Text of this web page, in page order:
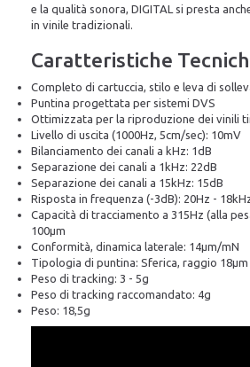
e la qualità sonora, DIGITAL si presta
in vinile tradizionali.
Caratteristiche
Completo di cartuccia, stilo e leva di
Puntina progettata per sistemi DVS
Ottimizzata per la riproduzione dei vinili
Livello di uscita (1000Hz, 5cm/sec): 10mV
Bilanciamento dei canali a kHz: 1dB
Separazione dei canali a 1kHz: 22dB
Separazione dei canali a 15kHz: 15dB
Risposta in frequenza (-3dB): 20Hz -
Capacità di tracciamento a 315Hz (alla
100µm
Conformità, dinamica laterale: 14µm/mN
Tipologia di puntina: Sferica, raggio 18µm
Peso di tracking: 3 - 5g
Peso di tracking raccomandato: 4g
Peso: 18,5g